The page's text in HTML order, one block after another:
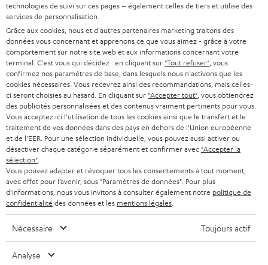
Matériel inclus
ULTIMA 40 Surround Power Edition "5.1-Set"
2 × Enceintes colonne ULTIMA 40 Mk4 25 (Unité) – Blanc
1 × Pieds en caoutchouc (lot de 4) - ULTIMA 20 / 40 / Center –
Noir
1 × Cache ULTIMA 40 Mk4 + ACTIVE 3 – Blanc
1 × Enceinte centrale Center speaker UL 40 C Mk4 25 – Blanc
1 × Pieds en caoutchouc (lot de 4) - ULTIMA 20 / 40 / Center –
Noir
1 × Cache ULTIMA CENTER 2 Mk4 – Blanc
1 × Paire d'enceintes bibliothèque UL 20 Mk4 25 – Blanc
2 × Enceinte bibliothèque UL 20 Mk4 25 (unité) – Blanc
2 × Pieds en caoutchouc (lot de 4) - ULTIMA 20 / 40 / Center –
Noir
1 × Caisson de basses actif S 6000 SW – Noir
technologies de suivi sur ces pages – également celles de tiers et utilise des
services de personnalisation.
Grâce aux cookies, nous et d'autres partenaires marketing traitons des
données vous concernant et apprenons ce que vous aimez - grâce à votre
comportement sur notre site web et aux informations concernant votre
terminal. C'est vous qui décidez : en cliquant sur "Tout refuser" , vous
confirmez nos paramètres de base, dans lesquels nous n'activons que les
cookies nécessaires. Vous recevrez ainsi des recommandations, mais celles-
ci seront choisies au hasard. En cliquant sur "Accepter tout" , vous obtiendrez
des publicités personnalisées et des contenus vraiment pertinents pour vous.
Vous acceptez ici l'utilisation de tous les cookies ainsi que le transfert et le
traitement de vos données dans des pays en dehors de l'Union européenne
et de l'EER. Pour une sélection individuelle, vous pouvez aussi activer ou
désactiver chaque catégorie séparément et confirmer avec "Accepter la
sélection"
Vous pouvez adapter et révoquer tous les consentements à tout moment,
avec effet pour l’avenir, sous "Paramètres de données". Pour plus
d'informations, nous vous invitons à consulter également notre politique de
confidentialité des données et les mentions légales
Nécessaire Toujours actif
Analyse